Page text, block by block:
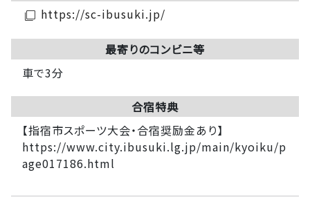
filter_none https://sc-ibusuki.jp/
最寄りのコンビニ等
車で3分
合宿特典
【指宿市スポーツ大会・合宿奨励金あり】
https://www.city.ibusuki.lg.jp/main/kyoiku/p
age017186.html